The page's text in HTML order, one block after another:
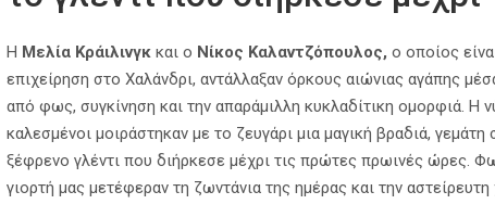
Η Μελία Κράιλινγκ και ο Νίκος Καλαντζόπουλος, ο οποίος
επιχείρηση στο Χαλάνδρι, αντάλλαξαν όρκους αιώνιας αγάπης
από φως, συγκίνηση και την απαράμιλλη κυκλαδίτικη ομορφιά. Η
καλεσμένοι μοιράστηκαν με το ζευγάρι μια μαγική βραδιά, γεμάτη
ξέφρενο γλέντι που διήρκεσε μέχρι τις πρώτες πρωινές ώρες.
γιορτή μας μετέφεραν τη ζωντάνια της ημέρας και την